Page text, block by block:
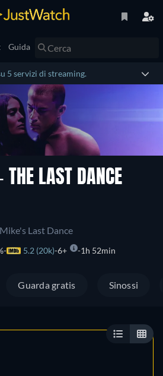
Guida
5 servizi di streaming.
LAST DANCE
Last Dance
5.2 (20k) 6+ 1h 52min
Guarda gratis Sinossi